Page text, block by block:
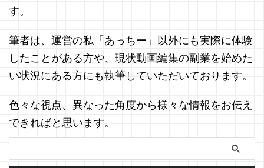
す。
筆者は、運営の私「あっちー」以外にも実際に体験
したことがある方や、現状動画編集の副業を始めた
い状況にある方にも執筆していただいております。
色々な視点、異なった角度から様々な情報をお伝え
できればと思います。